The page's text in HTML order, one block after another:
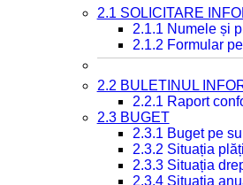
2.1 SOLICITARE
2.1.1 Numele și
2.1.2 Formular
2.2 BULETINUL
2.2.1 Raport
2.3 BUGET
2.3.1 Buget pe
2.3.2 Situația
2.3.3 Situația
2.3.4 Situația